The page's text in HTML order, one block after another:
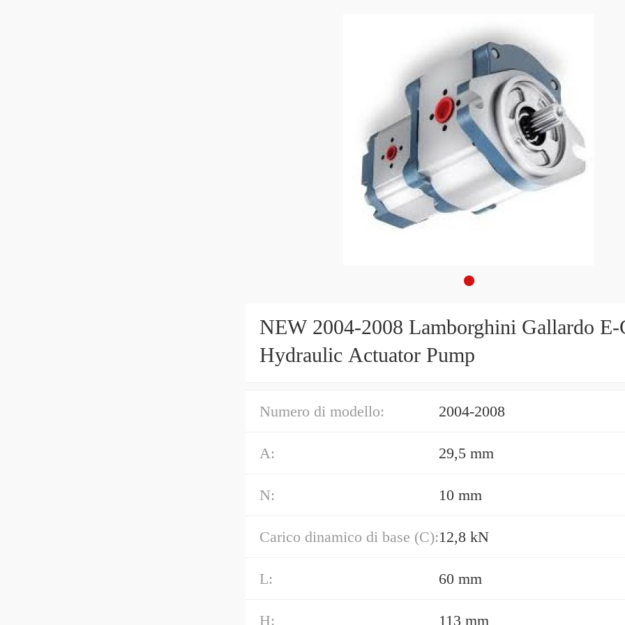
NEW 2004-2008 Lamborghini Gallardo E-
Hydraulic Actuator Pump
Numero di modello: 2004-2008
A: 29,5 mm
N: 10 mm
Carico dinamico di base (C):12,8 kN
L: 60 mm
H: 113 mm